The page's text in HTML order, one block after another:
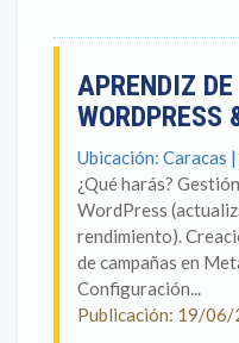
APRENDIZ DE
WORDPRESS
Ubicación: Caracas
¿Qué harás?
WordPress
rendimiento).
de campañas en
Configuración...
Publicación: 19/